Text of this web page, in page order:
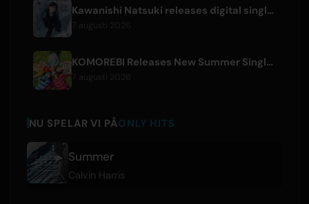
Kawanishi Natsuki releases digital single 'Sayonara wa Ichiban Kirei na Atashi de'
KOMOREBI Releases New Summer Single 'Letsu Natsu'
NU SPELAR VI PÅONLY HITS
Summer
Calvin Harris